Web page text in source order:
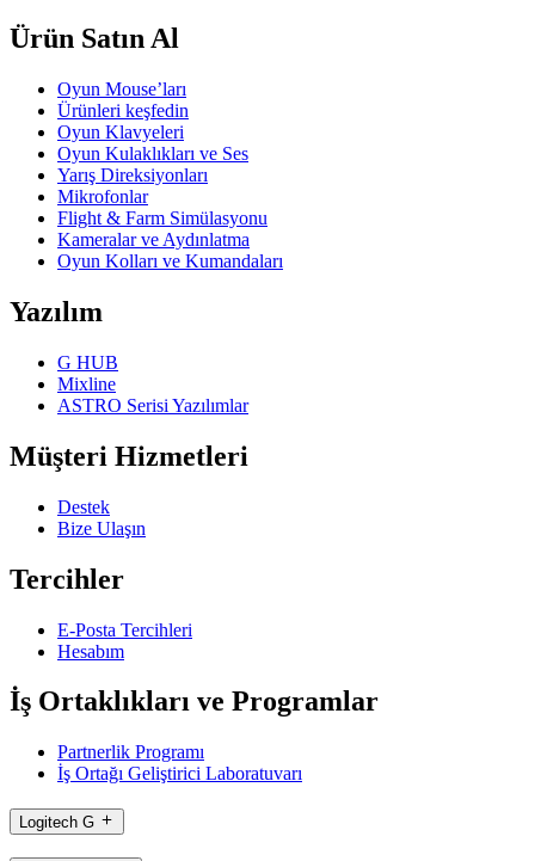
Ürün Satın Al
Oyun Mouse’ları
Ürünleri keşfedin
Oyun Klavyeleri
Oyun Kulaklıkları ve Ses
Yarış Direksiyonları
Mikrofonlar
Flight & Farm Simülasyonu
Kameralar ve Aydınlatma
Oyun Kolları ve Kumandaları
Yazılım
G HUB
Mixline
ASTRO Serisi Yazılımlar
Müşteri Hizmetleri
Destek
Bize Ulaşın
Tercihler
E-Posta Tercihleri
Hesabım
İş Ortaklıkları ve Programlar
Partnerlik Programı
İş Ortağı Geliştirici Laboratuvarı
Logitech G